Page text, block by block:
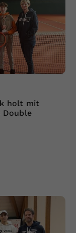
holt mit
Double